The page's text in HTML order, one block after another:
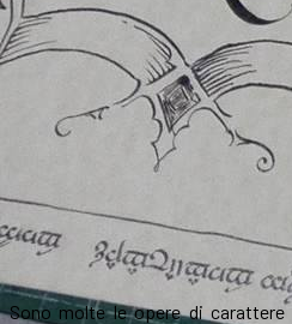
Sono molte le opere di